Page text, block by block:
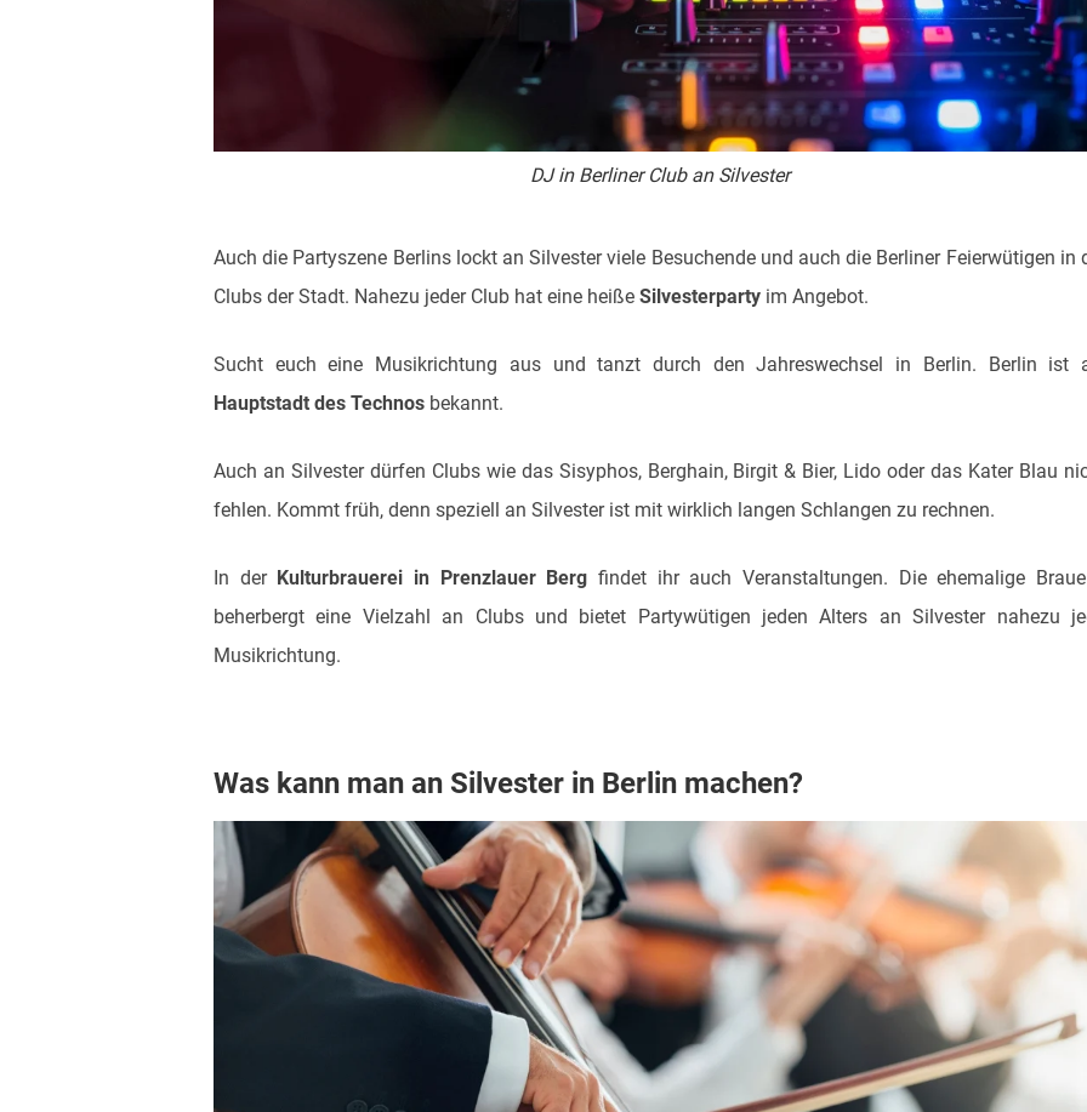
DJ in Berliner Club an Silvester
Auch die Partyszene Berlins lockt an Silvester viele Besuchende und auch die Berliner Feierwütigen in
Clubs der Stadt. Nahezu jeder Club hat eine heiße Silvesterparty im Angebot.
Sucht euch eine Musikrichtung aus und tanzt durch den Jahreswechsel in Berlin. Berlin ist
Hauptstadt des Technos bekannt.
Auch an Silvester dürfen Clubs wie das Sisyphos, Berghain, Birgit & Bier, Lido oder das Kater Blau
fehlen. Kommt früh, denn speziell an Silvester ist mit wirklich langen Schlangen zu rechnen.
In der Kulturbrauerei in Prenzlauer Berg findet ihr auch Veranstaltungen. Die ehemalige
beherbergt eine Vielzahl an Clubs und bietet Partywütigen jeden Alters an Silvester nahezu
Musikrichtung.
Was kann man an Silvester in Berlin machen?